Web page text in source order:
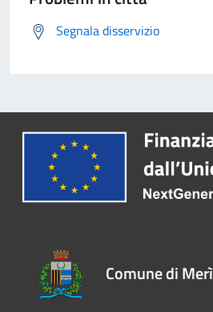
Segnala disservizio
Comune di Merì